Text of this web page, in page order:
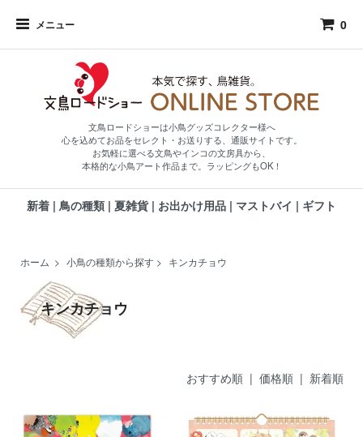
メニュー 0
文鳥ロードショーは小鳥グッズコレクター様へ
心を込めてお品をセレクト・お送りする、通販サイトです。
お気軽に選べる文鳥やインコの文房具から、
本格的な小鳥アート作品まで。ラッピングもOK！
新着 | 鳥の種類 | 夏雑貨 | お出かけ用品 | マストバイ | ギフト
ホーム > 小鳥の種類から探す > キンカチョウ
キンカチョウ
おすすめ順 | 価格順| 新着順